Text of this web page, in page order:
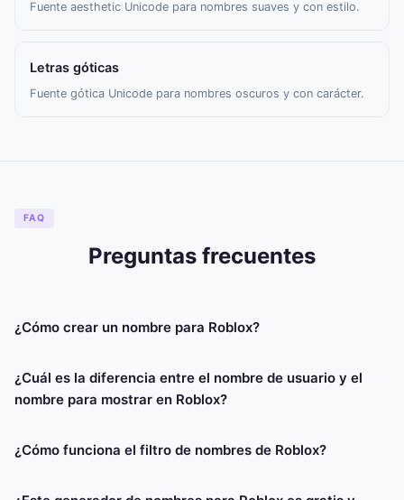
Fuente aesthetic Unicode para nombres suaves y con estilo.
Letras góticas
Fuente gótica Unicode para nombres oscuros y con carácter.
FAQ
Preguntas frecuentes
¿Cómo crear un nombre para Roblox?
¿Cuál es la diferencia entre el nombre de usuario y el
nombre para mostrar en Roblox?
¿Cómo funciona el filtro de nombres de Roblox?